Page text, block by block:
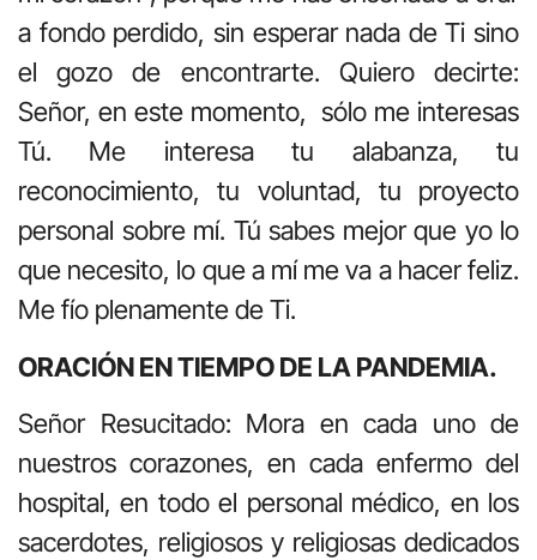
a fondo perdido, sin esperar nada de Ti sino
el gozo de encontrarte. Quiero decirte:
Señor, en este momento, sólo me interesas
Tú. Me interesa tu alabanza, tu
reconocimiento, tu voluntad, tu proyecto
personal sobre mí. Tú sabes mejor que yo lo
que necesito, lo que a mí me va a hacer feliz.
Me fío plenamente de Ti.
ORACIÓN EN TIEMPO DE LA PANDEMIA.
Señor Resucitado: Mora en cada uno de
nuestros corazones, en cada enfermo del
hospital, en todo el personal médico, en los
sacerdotes, religiosos y religiosas dedicados